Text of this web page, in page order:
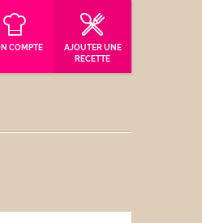
COMPTE
AJOUTER UNE
RECETTE